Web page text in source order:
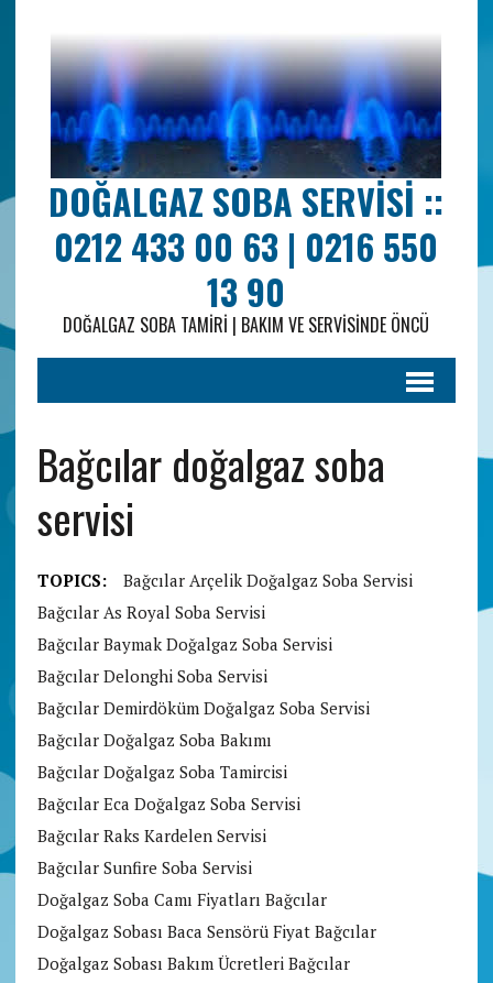
DOĞALGAZ SOBA SERVISI ::
0212 433 00 63 | 0216 550
13 90
DOĞALGAZ SOBA TAMIRI | BAKIM VE SERVISINDE ÖNCÜ
Bağcılar doğalgaz soba
servisi
TOPICS:
Bağcılar Arçelik Doğalgaz Soba Servisi
Bağcılar As Royal Soba Servisi
Bağcılar Baymak Doğalgaz Soba Servisi
Bağcılar Delonghi Soba Servisi
Bağcılar Demirdöküm Doğalgaz Soba Servisi
Bağcılar Doğalgaz Soba Bakımı
Bağcılar Doğalgaz Soba Tamircisi
Bağcılar Eca Doğalgaz Soba Servisi
Bağcılar Raks Kardelen Servisi
Bağcılar Sunfire Soba Servisi
Doğalgaz Soba Camı Fiyatları Bağcılar
Doğalgaz Sobası Baca Sensörü Fiyat Bağcılar
Doğalgaz Sobası Bakım Ücretleri Bağcılar